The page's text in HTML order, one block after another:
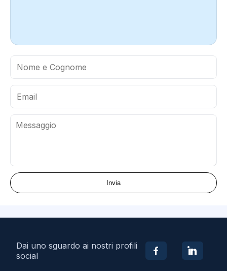
Invia
Dai uno sguardo ai nostri profili
social